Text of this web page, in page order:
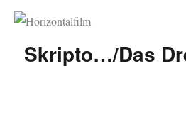
Horizontalfilm
Skripto…/Das